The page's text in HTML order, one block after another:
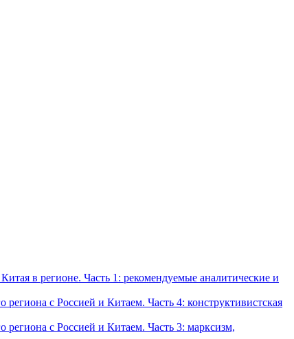
в регионе. Часть 1: рекомендуемые аналитические и
с Россией и Китаем. Часть 4: конструктивистская
с Россией и Китаем. Часть 3: марксизм,